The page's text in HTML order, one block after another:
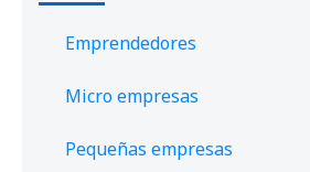
Emprendedores
Micro empresas
Pequeñas empresas